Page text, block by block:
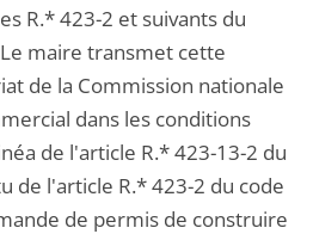
R.* 423-2 et suivants du
maire transmet cette
de la Commission nationale
dans les conditions
de l'article R.* 423-13-2 du
de l'article R.* 423-2 du code
de permis de construire